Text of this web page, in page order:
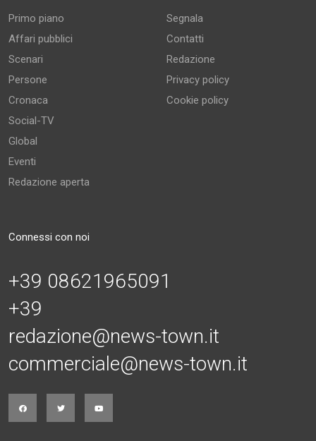
Primo piano
Affari pubblici
Scenari
Persone
Cronaca
Social-TV
Global
Eventi
Redazione aperta
Segnala
Contatti
Redazione
Privacy policy
Cookie policy
Connessi con noi
+39 08621965091
+39
redazione@news-town.it
commerciale@news-town.it